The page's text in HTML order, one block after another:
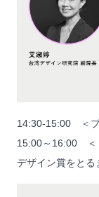
14:30-15:00 ＜プ
15:00～16:00 ＜
デザイン賞をとる